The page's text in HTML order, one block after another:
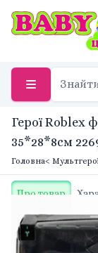
Герої Roblex
35*28*8см
Головна<
Про товар